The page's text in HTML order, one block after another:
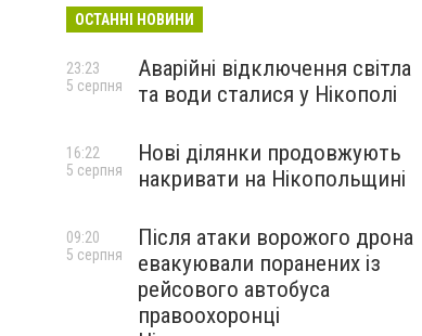
ОСТАННІ НОВИНИ
Аварійні відключення світла
та води сталися у Нікополі
23:23
5 серпня
Нові ділянки продовжують
накривати на Нікопольщині
16:22
5 серпня
Після атаки ворожого дрона
евакуювали поранених із
рейсового автобуса
правоохоронці
09:20
5 серпня